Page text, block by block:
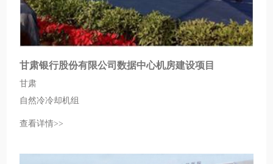
甘肃银行股份有限公司数据中心机房建设项目
甘肃
自然冷冷却机组
查看详情>>